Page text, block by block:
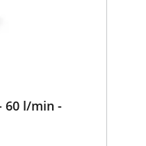
60 l/min -